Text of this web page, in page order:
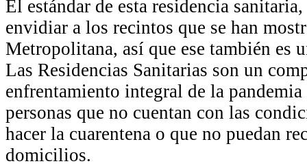
El estándar de esta residencia
envidiar a los recintos que se han
Metropolitana, así que ese también es
Las Residencias Sanitarias son un
enfrentamiento integral de la
personas que no cuentan con las
hacer la cuarentena o que no puedan
domicilios.